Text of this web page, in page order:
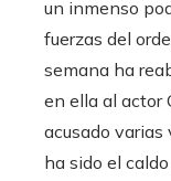
un inmenso
fuerzas del
semana ha
en ella al actor
acusado varias
ha sido el